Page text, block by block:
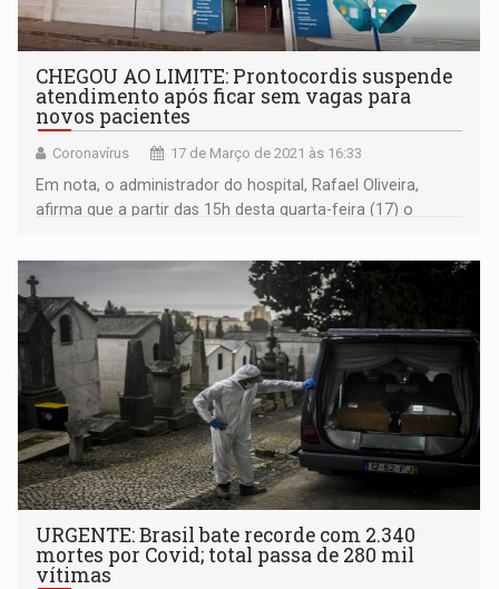
CHEGOU AO LIMITE: Prontocordis suspende
atendimento após ficar sem vagas para
novos pacientes
Coronavírus 17 de Março de 2021 às 16:33
Em nota, o administrador do hospital, Rafael Oliveira,
afirma que a partir das 15h desta quarta-feira (17) o
URGENTE: Brasil bate recorde com 2.340
mortes por Covid; total passa de 280 mil
vítimas